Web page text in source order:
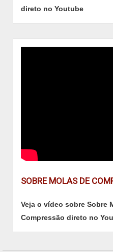
direto no Youtube
SOBRE MOLAS DE
Veja o vídeo sobre Sobre
Compressão direto no